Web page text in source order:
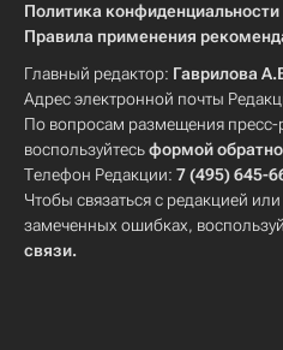
Политика конфиденциальности
Правила применения
Главный редактор: Гаврилова
Адрес электронной почты
По вопросам размещения
воспользуйтесьформой
Телефон Редакции: 7 (495) 645-
Чтобы связаться с редакцией
замеченных ошибках,
связи.